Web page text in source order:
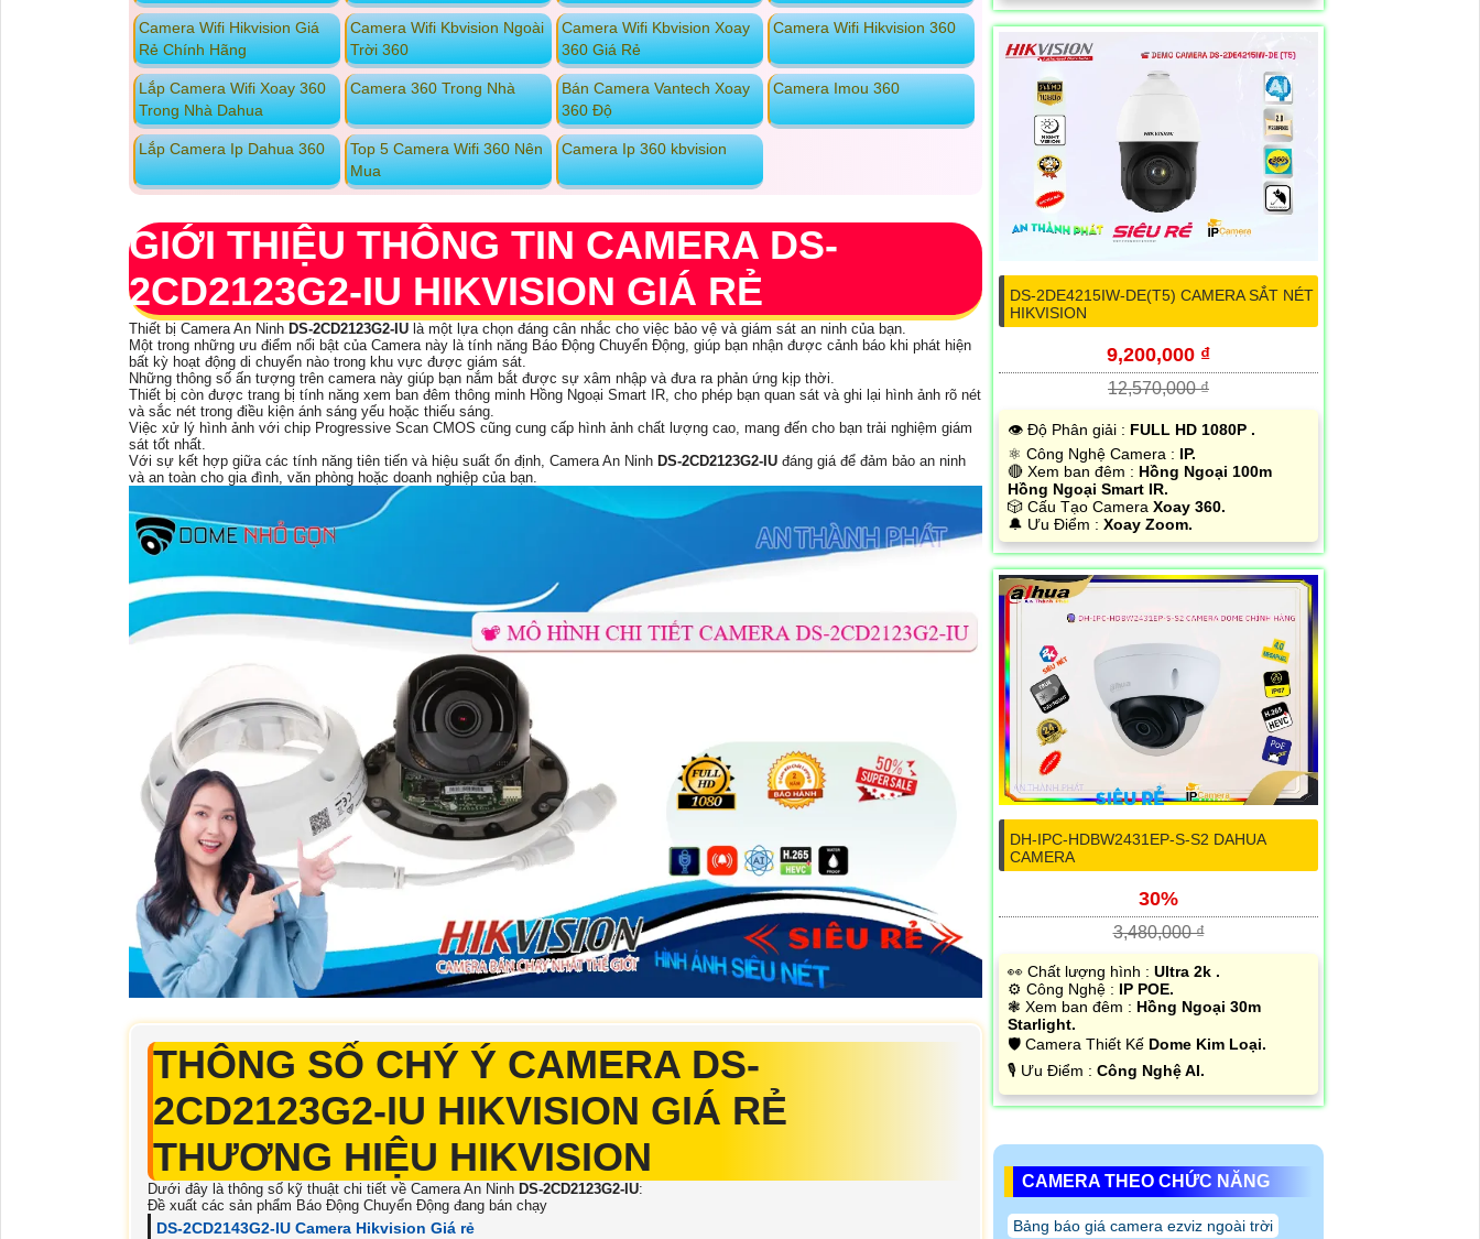
Camera Wifi Hikvision Giá
Rẻ Chính Hãng
Camera Wifi Kbvision Ngoài
Trời 360
Camera Wifi Kbvision Xoay
360 Giá Rẻ
Camera Wifi Hikvision 360
Lắp Camera Wifi Xoay 360
Trong Nhà Dahua
Camera 360 Trong Nhà
Bán Camera Vantech Xoay
360 Độ
Camera Imou 360
Lắp Camera Ip Dahua 360
Top 5 Camera Wifi 360 Nên
Mua
Camera Ip 360 kbvision
GIỚI THIỆU THÔNG TIN CAMERA DS-
2CD2123G2-IU HIKVISION GIÁ RẺ
Thiết bị Camera An Ninh DS-2CD2123G2-IU là một lựa chọn đáng cân nhắc cho việc bảo vệ và giám sát an ninh của bạn.
Một trong những ưu điểm nổi bật của Camera này là tính năng Báo Động Chuyển Động, giúp bạn nhận được cảnh báo khi phát hiện
bất kỳ hoạt động di chuyển nào trong khu vực được giám sát.
Những thông số ấn tượng trên camera này giúp bạn nắm bắt được sự xâm nhập và đưa ra phản ứng kịp thời.
Thiết bị còn được trang bị tính năng xem ban đêm thông minh Hồng Ngoại Smart IR, cho phép bạn quan sát và ghi lại hình ảnh rõ nét
và sắc nét trong điều kiện ánh sáng yếu hoặc thiếu sáng.
Việc xử lý hình ảnh với chip Progressive Scan CMOS cũng cung cấp hình ảnh chất lượng cao, mang đến cho bạn trải nghiệm giám
sát tốt nhất.
Với sự kết hợp giữa các tính năng tiên tiến và hiệu suất ổn định, Camera An Ninh DS-2CD2123G2-IU đáng giá để đảm bảo an ninh
và an toàn cho gia đình, văn phòng hoặc doanh nghiệp của bạn.
THÔNG SỐ CHÝ Ý CAMERA DS-
2CD2123G2-IU HIKVISION GIÁ RẺ
THƯƠNG HIỆU HIKVISION
Dưới đây là thông số kỹ thuật chi tiết về Camera An Ninh DS-2CD2123G2-IU:
Đề xuất các sản phẩm Báo Động Chuyển Động đang bán chạy
DS-2CD2143G2-IU Camera Hikvision Giá rẻ
DS-2DE4215IW-DE(T5) CAMERA SẮT NÉT
HIKVISION
9,200,000 ₫
12,570,000 ₫
👁 Độ Phân giải : FULL HD 1080P .
⚛️ Công Nghệ Camera : IP.
🔴 Xem ban đêm : Hồng Ngoại 100m
Hồng Ngoại Smart IR.
🎲 Cấu Tạo Camera Xoay 360.
️🔔 Ưu Điểm : Xoay Zoom.
DH-IPC-HDBW2431EP-S-S2 DAHUA
CAMERA
30%
3,480,000 ₫
️👀 Chất lượng hình : Ultra 2k .
⚙ Công Nghệ : IP POE.
❃ Xem ban đêm : Hồng Ngoại 30m
Starlight.
🛡 Camera Thiết Kế Dome Kim Loại.
️🎙 Ưu Điểm : Công Nghệ AI.
CAMERA THEO CHỨC NĂNG
Bảng báo giá camera ezviz ngoài trời